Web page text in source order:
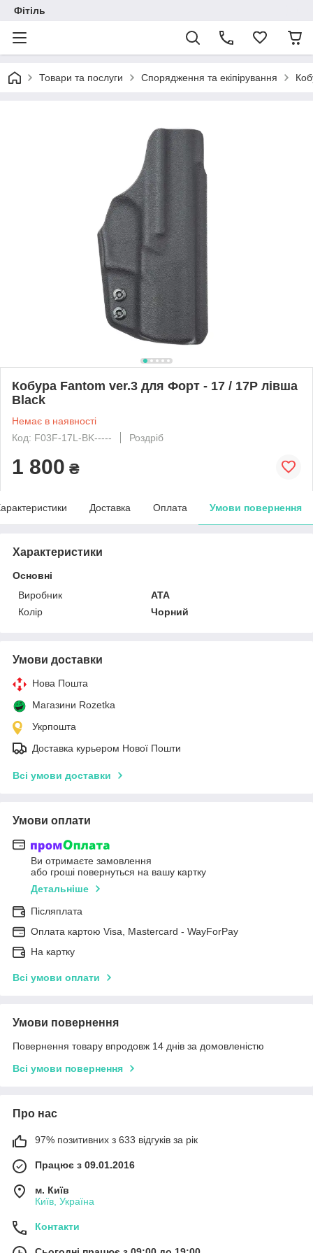
Фітіль
Товари та послуги Спорядження та екіпірування
Кобура Fantom ver.3 для Форт - 17 / 17Р лівша
Black
Немає в наявності
Код: F03F-17L-BK-----
Роздріб
1 800 ₴
Доставка Оплата Умови повернення
Характеристики
Основні
Виробник
ATA
Колір
Чорний
Умови доставки
Нова Пошта
Магазини Rozetka
Укрпошта
Доставка курьером Нової Пошти
Всі умови доставки
Умови оплати
Ви отримаєте замовлення
або гроші повернуться на вашу картку
Детальніше
Післяплата
Оплата картою Visa, Mastercard - WayForPay
На картку
Всі умови оплати
Умови повернення
Повернення товару впродовж 14 днів за домовленістю
Всі умови повернення
Про нас
97% позитивних з 633 відгуків за рік
Працює з 09.01.2016
м. Київ
Київ, Україна
Контакти